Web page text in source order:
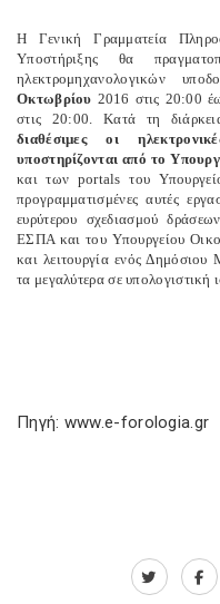
Η Γενική Γραμματεία
Υποστήριξης θα
ηλεκτρομηχανολογικών
Οκτωβρίου 2016 στις 20:00
στις 20:00. Κατά τη
διαθέσιμες οι
υποστηρίζονται από το
και των portals του
προγραμματισμένες αυτές
ευρύτερου σχεδιασμού
ΕΣΠΑ και του Υπουργείου
και λειτουργία ενός
τα μεγαλύτερα σε
Πηγή: www.e-forologia.gr